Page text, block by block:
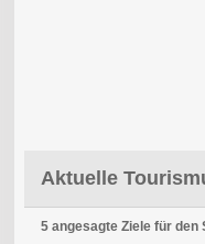
Aktuelle
5 angesagte Ziele für den